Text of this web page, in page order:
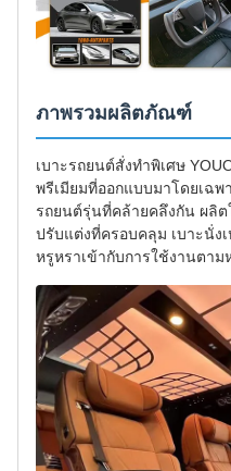
ภาพรวมผลิตภัณฑ์
เบาะรถยนต์สั่งทำพิเศษ
พรีเมียมที่ออกแบบมาโดยเฉพ
รถยนต์รุ่นที่คล้ายคลึงกัน ผลิต
ปรับแต่งที่ครอบคลุม เบาะนั่ง
หรูหราเข้ากับการใช้งานตาม